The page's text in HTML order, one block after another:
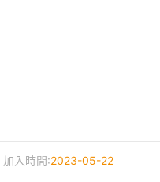
加入時間:2023-05-22